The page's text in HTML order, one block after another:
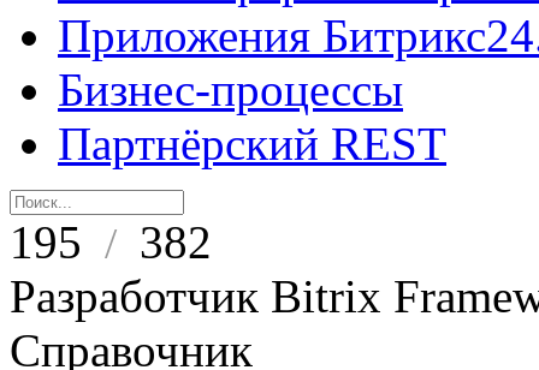
Приложения
Бизнес-процессы
Партнёрский REST
195 / 382
Разработчик Bitrix
Справочник